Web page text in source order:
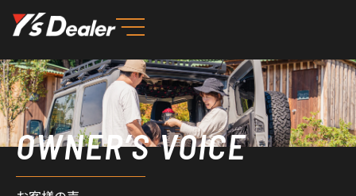
を
ス
キ
ッ
プ OWNER’S VOICE